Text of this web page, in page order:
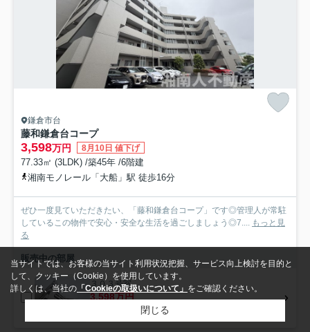
鎌倉市台
藤和鎌倉台コープ
3,598万円 8月10日 値下げ
77.33㎡ (3LDK) /築45年 /6階建
湘南モノレール「大船」駅 徒歩16分
ぜひ一度見ていただきたい、「藤和鎌倉台コープ」です◎管理人が常駐
しているこの物件で安心・安全な生活を過ごしましょう◎7....
もっと見
る
販売中の部屋
３０３号室
3,598万円
3階 / 77.33㎡ / 3LDK
当サイトでは、お客様の当サイト利用状況把握、サービス向上検討を目的と
して、クッキー（Cookie）を使用しています。
詳しくは、当社の 「Cookieの取扱いについて」 をご確認ください。
閉じる